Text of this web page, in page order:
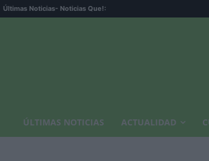
Últimas Noticias- Noticias Que!:
ÚLTIMAS NOTICIAS ACTUALIDAD